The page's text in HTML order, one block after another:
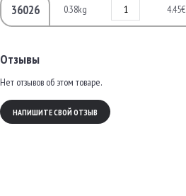
36026 0.38kg 4.45€
Отзывы
Нет отзывов об этом товаре.
НАПИШИТЕ СВОЙ ОТЗЫВ